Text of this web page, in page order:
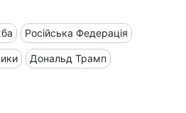
Російська Федерація
Дональд Трамп